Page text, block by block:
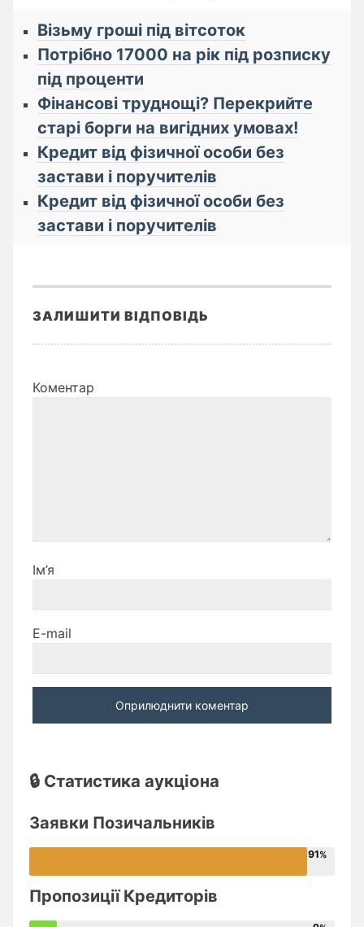
Візьму гроші під вітсоток
Потрібно 17000 на рік під розписку
під проценти
Фінансові труднощі? Перекрийте
старі борги на вигідних умовах!
Кредит від фізичної особи без
застави і поручителів
Кредит від фізичної особи без
застави і поручителів
ЗАЛИШИТИ ВІДПОВІДЬ
Коментар
Ім’я
E-mail
🔒 Статистика аукціона
Заявки Позичальників
91
Пропозиції Кредиторів